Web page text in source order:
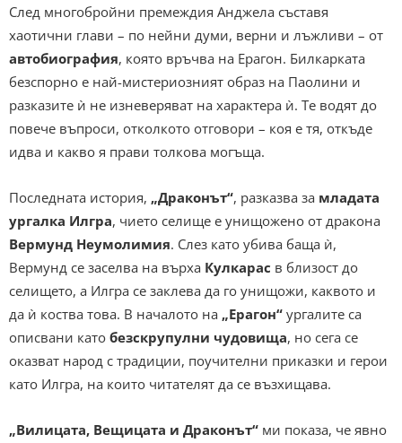
След многобройни премеждия Анджела съставя
хаотични глави – по нейни думи, верни и лъжливи – от
автобиография, която връчва на Ерагон. Билкарката
безспорно е най-мистериозният образ на Паолини и
разказите ѝ не изневеряват на характера ѝ. Те водят до
повече въпроси, отколкото отговори – коя е тя, откъде
идва и какво я прави толкова могъща.
Последната история, „Драконът“, разказва за младата
ургалка Илгра, чието селище е унищожено от дракона
Вермунд Неумолимия. Слез като убива баща ѝ,
Вермунд се заселва на върха Кулкарас в близост до
селището, а Илгра се заклева да го унищожи, каквото и
да ѝ коства това. В началото на „Ерагон“ ургалите са
описвани като безскрупулни чудовища, но сега се
оказват народ с традиции, поучителни приказки и герои
като Илгра, на които читателят да се възхищава.
„Вилицата, Вещицата и Драконът“ ми показа, че явно